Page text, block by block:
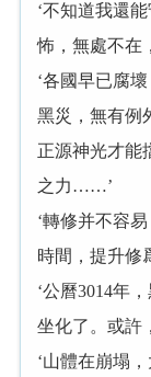
‘不知道我還
怖，無處不在
‘各國早已腐
黑災，無有例
正源神光才能
之力……’
‘轉修并不容
時間，提升修
‘公曆3014年
坐化了。或許
‘山體在崩塌